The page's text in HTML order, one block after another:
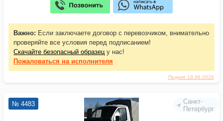
Поднят 19.06.2026
Важно: Если заключаете договор с перевозчиком, внимательно
проверяйте все условия перед подписанием!
Скачайте безопасный образец у нас!
Пожаловаться на исполнителя
Санкт-
Петербург
№ 4483